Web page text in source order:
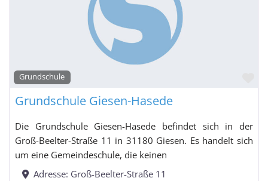
Grundschule
Grundschule Giesen-Hasede
Die Grundschule Giesen-Hasede befindet sich in der
Groß-Beelter-Straße 11 in 31180 Giesen. Es handelt sich
um eine Gemeindeschule, die keinen
Adresse: Groß-Beelter-Straße 11